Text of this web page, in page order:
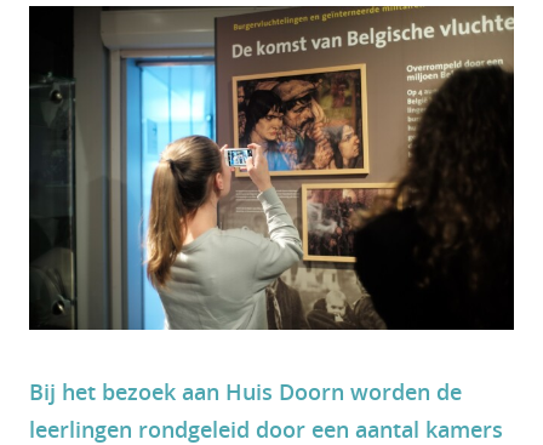
Bij het bezoek aan Huis Doorn worden de
leerlingen rondgeleid door een aantal kamers